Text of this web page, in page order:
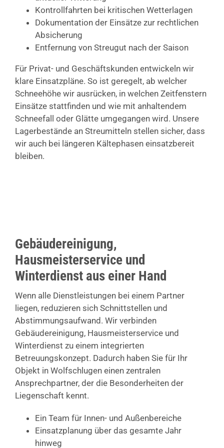
Kontrollfahrten bei kritischen Wetterlagen
Dokumentation der Einsätze zur rechtlichen
Absicherung
Entfernung von Streugut nach der Saison
Für Privat- und Geschäftskunden entwickeln wir
klare Einsatzpläne. So ist geregelt, ab welcher
Schneehöhe wir ausrücken, in welchen Zeitfenstern
Einsätze stattfinden und wie mit anhaltendem
Schneefall oder Glätte umgegangen wird. Unsere
Lagerbestände an Streumitteln stellen sicher, dass
wir auch bei längeren Kältephasen einsatzbereit
bleiben.
Gebäudereinigung,
Hausmeisterservice und
Winterdienst aus einer Hand
Wenn alle Dienstleistungen bei einem Partner
liegen, reduzieren sich Schnittstellen und
Abstimmungsaufwand. Wir verbinden
Gebäudereinigung, Hausmeisterservice und
Winterdienst zu einem integrierten
Betreuungskonzept. Dadurch haben Sie für Ihr
Objekt in Wolfschlugen einen zentralen
Ansprechpartner, der die Besonderheiten der
Liegenschaft kennt.
Ein Team für Innen- und Außenbereiche
Einsatzplanung über das gesamte Jahr
hinweg